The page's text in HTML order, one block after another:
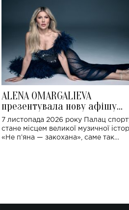
ALENA OMARGALIEVA
презентувала нову афішу
великого концерту в Палаці
спорту
7 листопада 2026 року Палац
стане місцем великої музичної
«Не пʼяна — закохана», саме так